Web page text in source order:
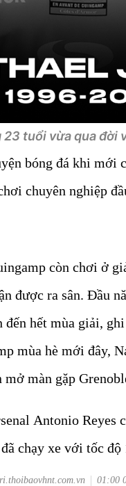
23 tuổi vừa qua đời
bóng đá khi mới
chuyên nghiệp
còn chơi ở
được ra sân. Đầu
đến hết mùa giải,
mùa hè mới đây,
màn gặp
Antonio Reyes
chạy xe với tốc độ
01:00